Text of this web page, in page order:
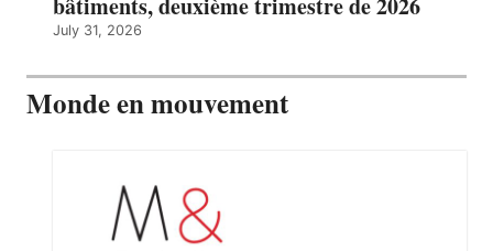
July 31, 2026
Monde en mouvement